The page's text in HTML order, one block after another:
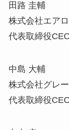
田路 圭輔
株式会社エア
代表取締役
中島 大輔
株式会社グレ
代表取締役